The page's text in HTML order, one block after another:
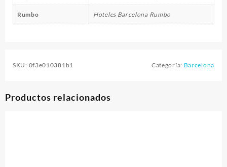
Rumbo Hoteles Barcelona Rumbo
SKU: 0f3e010381b1 Categoría: Barcelona
Productos relacionados